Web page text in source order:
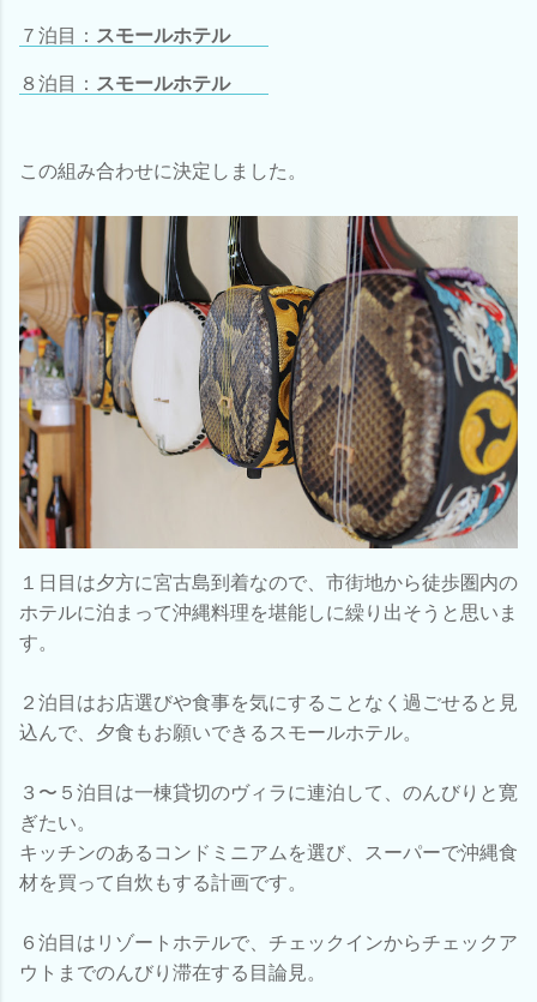
７泊目： スモールホテル
８泊目： スモールホテル
この組み合わせに決定しました。
１日目は夕方に宮古島到着なので、市街地から徒歩圏内の
ホテルに泊まって沖縄料理を堪能しに繰り出そうと思いま
す。
２泊目はお店選びや食事を気にすることなく過ごせると見
込んで、夕食もお願いできるスモールホテル。
３〜５泊目は一棟貸切のヴィラに連泊して、のんびりと寛
ぎたい。
キッチンのあるコンドミニアムを選び、スーパーで沖縄食
材を買って自炊もする計画です。
６泊目はリゾートホテルで、チェックインからチェックア
ウトまでのんびり滞在する目論見。